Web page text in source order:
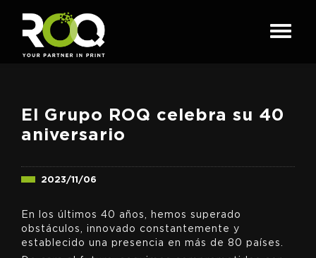
El Grupo ROQ celebra su 40
aniversario
2023/11/06
En los últimos 40 años, hemos superado
obstáculos, innovado constantemente y
establecido una presencia en más de 80 países.